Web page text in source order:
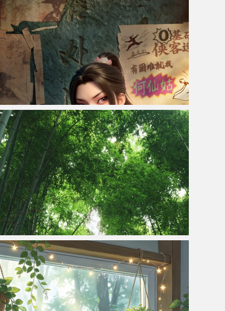
仙何仙姑4K手机壁纸超清无水印
色竹林竹海风景4k高清手机壁纸护眼